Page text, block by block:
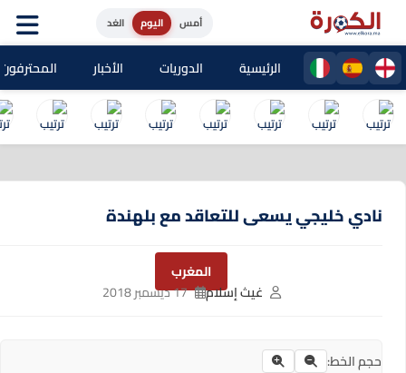
اليوم الغد
الرئيسية الدوريات الأخبار المحترفون
نادي خليجي يسعى للتعاقد مع بلهندة
المغرب
غيث إسلام
17 ديسمبر 2018
حجم الخط: